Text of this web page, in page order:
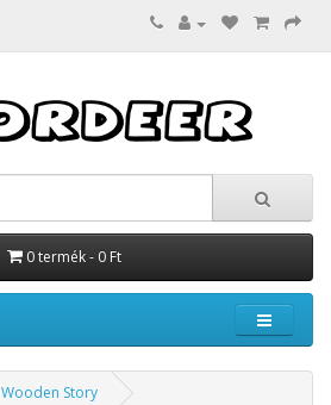
0 termék - 0 Ft
Wooden Story